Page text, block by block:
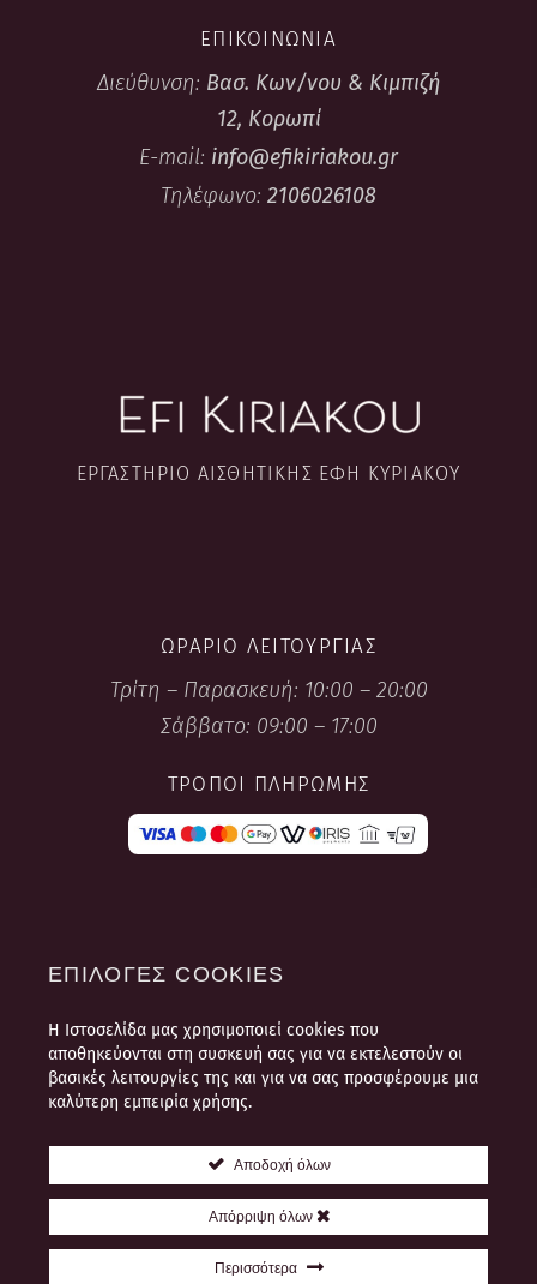
ΕΠΙΚΟΙΝΩΝΙΑ
Διεύθυνση: Βασ. Κων/νου & Κιμπιζή
12, Κορωπί
E-mail: info@efikiriakou.gr
Τηλέφωνο: 2106026108
ΕΡΓΑΣΤΉΡΙΟ ΑΙΣΘΗΤΙΚΉΣ ΈΦΗ ΚΥΡΙΑΚΟΎ
ΩΡΆΡΙΟ ΛΕΙΤΟΥΡΓΊΑΣ
Τρίτη – Παρασκευή: 10:00 – 20:00
Σάββατο: 09:00 – 17:00
ΤΡΌΠΟΙ ΠΛΗΡΩΜΉΣ
ΌΡΟΙ ΧΡΉΣΗΣ
ΠΛΗΡΟΦΟΡΊΕΣ ΠΛΗΡΩΜΉΣ ΚΑΙ
ΑΠΟΣΤΟΛΉΣ
ΔΕΔΟΜΈΝΩΝ
ΘΈΣΕΙΣ ΕΡΓΑΣΊΑΣ
ΕΠΙΚΟΙΝΩΝΊΑ
ΕΠΙΛΟΓΈΣ COOKIES
Η Ιστοσελίδα μας χρησιμοποιεί cookies που
αποθηκεύονται στη συσκευή σας για να εκτελεστούν οι
βασικές λειτουργίες της και για να σας προσφέρουμε μια
καλύτερη εμπειρία χρήσης.
Αποδοχή όλων
Απόρριψη όλων
Περισσότερα